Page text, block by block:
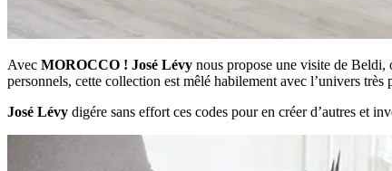
Avec MOROCCO ! José Lévy nous propose une visite de Beldi,
personnels, cette collection est mêlé habilement avec l’univers
José Lévy digére sans effort ces codes pour en créer d’autres et